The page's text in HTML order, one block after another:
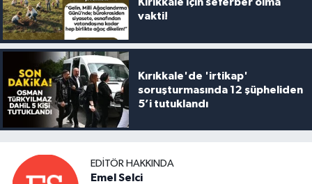
vakti!
Kırıkkale'de 'irtikap'
soruşturmasında 12 şüpheliden
5’i tutuklandı
EDITÖR HAKKINDA
Emel Selci